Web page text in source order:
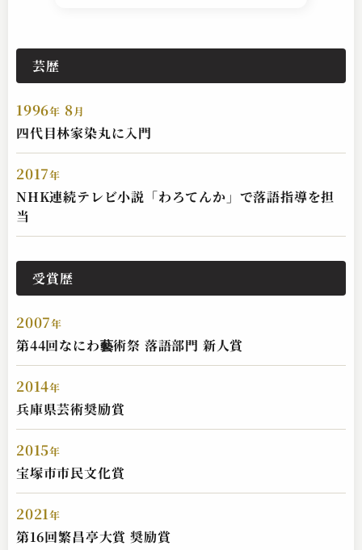
芸歴
1996年 8月
四代目林家染丸に入門
2017年
NHK連続テレビ小説「わろてんか」で落語指導を担
当
受賞歴
2007年
第44回なにわ藝術祭 落語部門 新人賞
2014年
兵庫県芸術奨励賞
2015年
宝塚市市民文化賞
2021年
第16回繁昌亭大賞 奨励賞